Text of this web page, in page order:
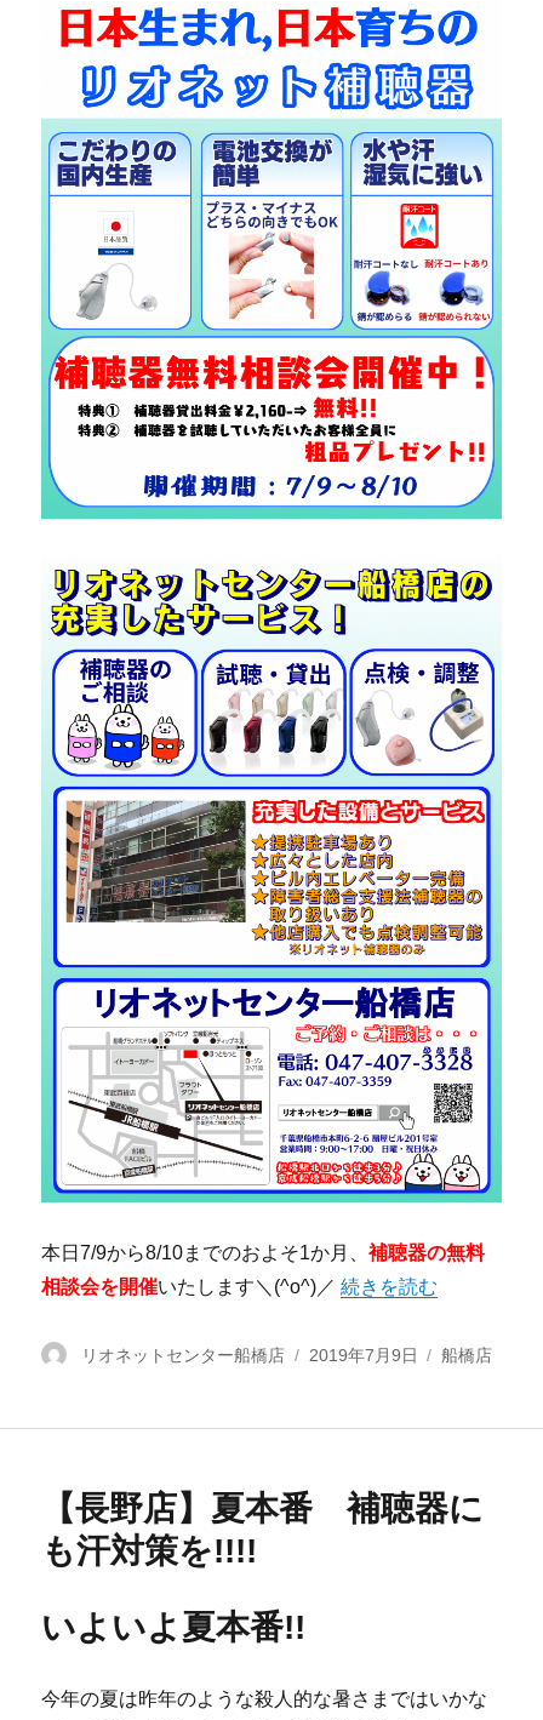
本日7/9から8/10までのおよそ1か月、補聴器の無料
相談会を開催いたします＼(^o^)／“【船橋店】無料相談
続きを読む
投
リオネットセンター船橋店
投
2019年7月9日
カ
船橋店
【長野店】夏本番 補聴器に
も汗対策を!!!!
いよいよ夏本番!!
今年の夏は昨年のような殺人的な暑さまではいかな